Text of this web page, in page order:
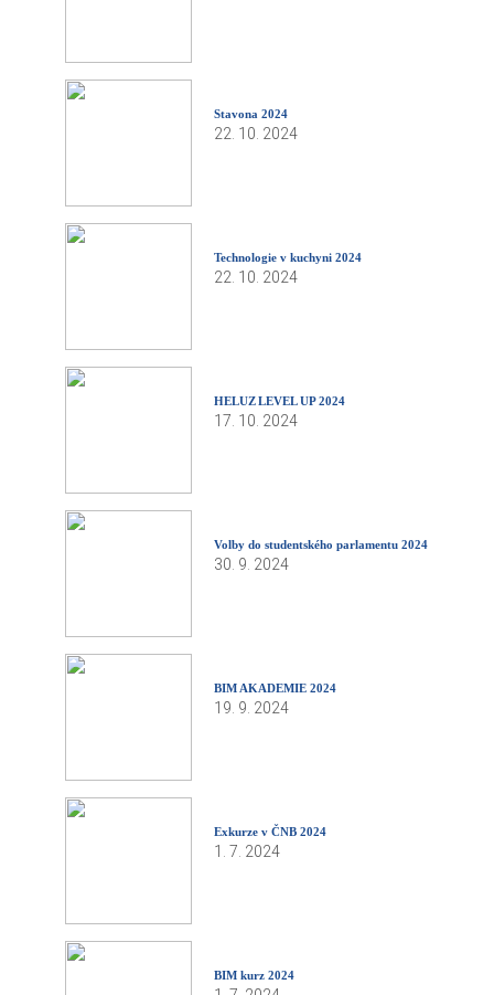
Stavona 2024
22. 10. 2024
Technologie v kuchyni 2024
22. 10. 2024
HELUZ LEVEL UP 2024
17. 10. 2024
Volby do studentského parlamentu 2024
30. 9. 2024
BIM AKADEMIE 2024
19. 9. 2024
Exkurze v ČNB 2024
1. 7. 2024
BIM kurz 2024